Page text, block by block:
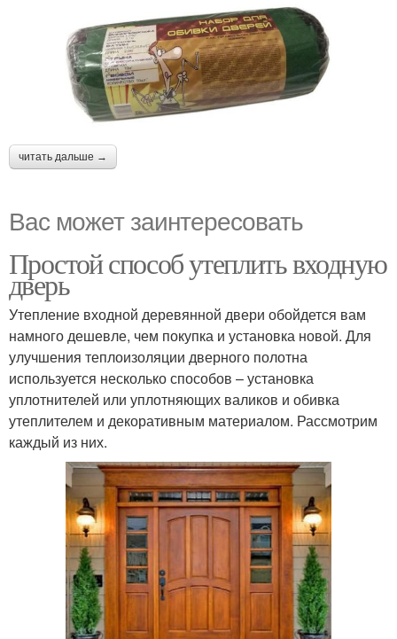
читать дальше →
Вас может заинтересовать
Простой способ утеплить входную
дверь
Утепление входной деревянной двери обойдется вам
намного дешевле, чем покупка и установка новой. Для
улучшения теплоизоляции дверного полотна
используется несколько способов – установка
уплотнителей или уплотняющих валиков и обивка
утеплителем и декоративным материалом. Рассмотрим
каждый из них.